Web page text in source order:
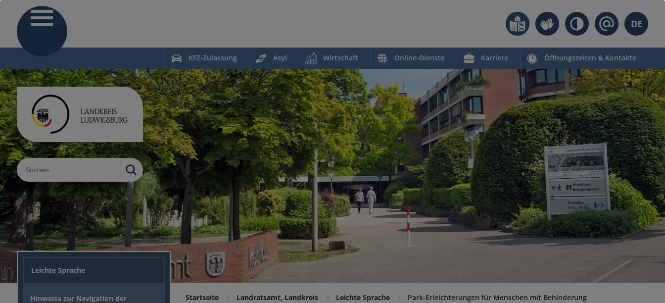
DE
KFZ-Zulassung Asyl Wirtschaft Online-Dienste Karriere Öffnungszeiten & Kontakte
Sucheingabe
Leichte Sprache
Hinweise zur Navigation der
Startseite Landratsamt, Landkreis Leichte Sprache Park-Erleichterungen für Menschen mit Behinderung